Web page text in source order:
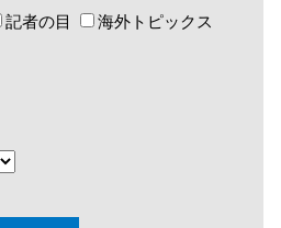
記者の目 海外トピックス